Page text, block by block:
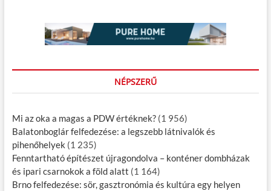
NÉPSZERŰ
Mi az oka a magas a PDW értéknek? (1 956)
Balatonboglár felfedezése: a legszebb látnivalók és
pihenőhelyek (1 235)
Fenntartható építészet újragondolva – konténer dombházak
és ipari csarnokok a föld alatt (1 164)
Brno felfedezése: sör, gasztronómia és kultúra egy helyen